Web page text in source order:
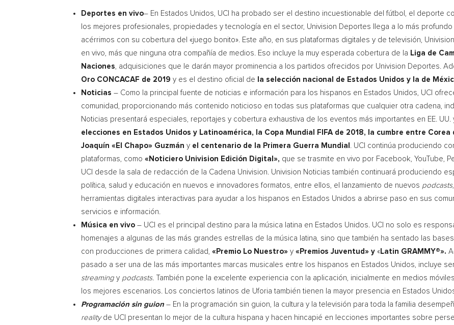
Deportes en vivo– En Estados Unidos, UCI ha probado ser el destino incuestionable del fútbol, el deporte
los mejores profesionales, propiedades y tecnología en el sector, Univision Deportes llega a lo más
acérrimos con su cobertura del «juego bonito». Este año, en sus plataformas digitales y de televisión,
en vivo, más que ninguna otra compañía de medios. Eso incluye la muy esperada cobertura de la Liga de
Naciones, adquisiciones que le darán mayor prominencia a los partidos ofrecidos por Univision Deportes.
Oro CONCACAF de 2019 y es el destino oficial de la selección nacional de Estados Unidos y la de
Noticias – Como la principal fuente de noticias e información para los hispanos en Estados Unidos, UCI
comunidad, proporcionando más contenido noticioso en todas sus plataformas que cualquier otra cadena,
Noticias presentará especiales, reportajes y cobertura exhaustiva de los eventos más importantes en EE.
elecciones en Estados Unidos y Latinoamérica, la Copa Mundial FIFA de 2018, la cumbre entre Corea
Joaquín «El Chapo» Guzmán y el centenario de la Primera Guerra Mundial . UCI continúa produciendo
plataformas, como «Noticiero Univision Edición Digital», que se trasmite en vivo por Facebook, YouTube,
UCI desde la sala de redacción de la Cadena Univision. Univision Noticias también continuará produciendo
política, salud y educación en nuevos e innovadores formatos, entre ellos, el lanzamiento de nuevos podcasts
herramientas digitales interactivas para ayudar a los hispanos en Estados Unidos a abrirse paso en sus
servicios e información.
Música en vivo – UCI es el principal destino para la música latina en Estados Unidos. UCI no solo es
homenajes a algunas de las más grandes estrellas de la música latina, sino que también ha sentado las
con producciones de primera calidad, «Premio Lo Nuestro» y «Premios Juventud» y « Latin GRAMMY®».
pasado a ser una de las más importantes marcas musicales entre los hispanos en Estados Unidos, incluye
streaming y podcasts.
También pone la excelente experiencia con la aplicación, inicialmente en medios
los mejores escenarios. Los conciertos latinos de Uforia también tienen la mayor presencia en Estados
Programación sin guion – En la programación sin guion, la cultura y la televisión para toda la familia
reality de UCI presentan lo mejor de la cultura hispana y hacen hincapié en lecciones importantes sobre